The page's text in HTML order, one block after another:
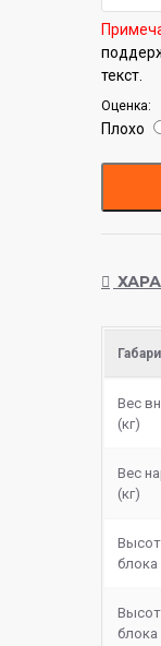
текст.
Оценка:
Плохо
Вес
(кг)
Вес
(кг)